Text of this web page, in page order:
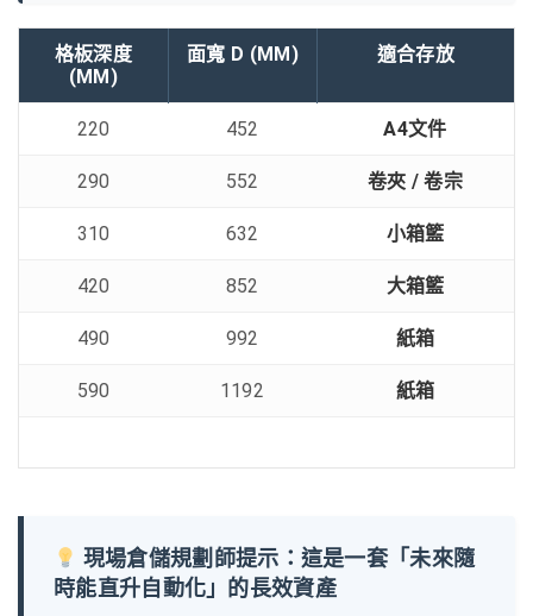
格板深度
(MM)
面寬 D (MM) 適合存放
220 452 A4文件
290 552 卷夾 / 卷宗
310 632 小箱籃
420 852 大箱籃
490 992 紙箱
590 1192 紙箱
現場倉儲規劃師提示：這是一套「未來隨
時能直升自動化」的長效資產